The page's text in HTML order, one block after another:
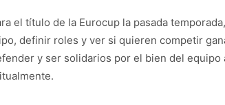
el título de la Eurocup la pasada
definir roles y ver si quieren competir
y ser solidarios por el bien del equipo